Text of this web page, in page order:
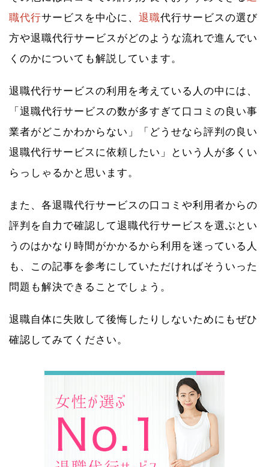
職代行サービスを中心に、 退職代行サービスの選び
方や退職代行サービスがどのような流れで進んでい
くのかについても解説しています。
退職代行サービスの利用を考えている人の中には、
「退職代行サービスの数が多すぎて口コミの良い事
業者がどこかわからない」「どうせなら評判の良い
退職代行サービスに依頼したい」という人が多くい
らっしゃるかと思います。
また、各退職代行サービスの口コミや利用者からの
評判を自力で確認して退職代行サービスを選ぶとい
うのはかなり時間がかかるから利用を迷っている人
も、この記事を参考にしていただければそういった
問題も解決できることでしょう。
退職自体に失敗して後悔したりしないためにもぜひ
確認してみてください。